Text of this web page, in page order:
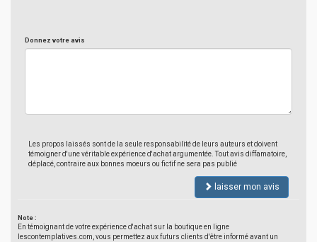
Donnez votre avis
Les propos laissés sont de la seule responsabilité de leurs auteurs et doivent
témoigner d'une véritable expérience d'achat argumentée. Tout avis diffamatoire,
déplacé, contraire aux bonnes moeurs ou fictif ne sera pas publié
laisser mon avis
Note :
En témoignant de votre expérience d'achat sur la boutique en ligne
lescontemplatives.com, vous permettez aux futurs clients d'être informé avant un